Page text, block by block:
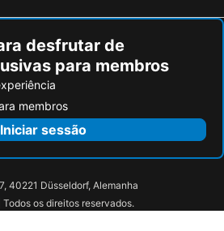
desfrutar de
para membros
membros
Iniciar sessão
40221 Düsseldorf, Alemanha
os direitos reservados.